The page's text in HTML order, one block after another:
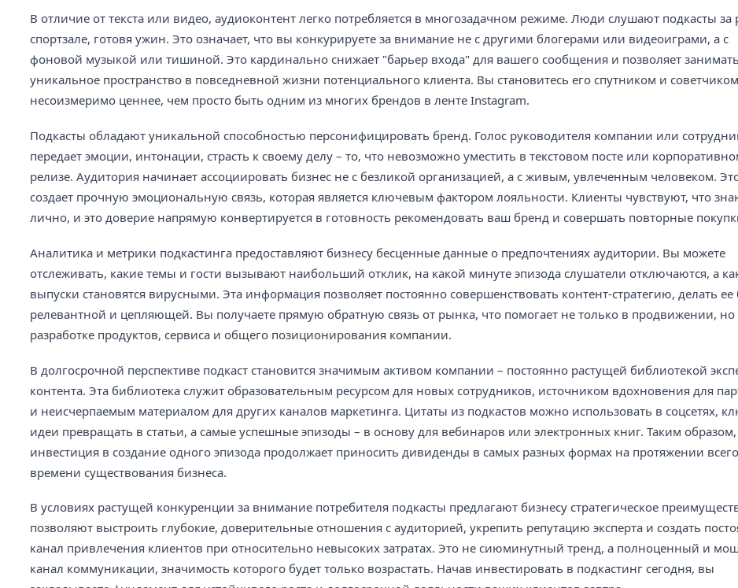
В отличие от текста или видео, аудиоконтент легко потребляется в многозадачном режиме. Люди слушают подкасты за
спортзале, готовя ужин. Это означает, что вы конкурируете за внимание не с другими блогерами или видеоиграми, а с
фоновой музыкой или тишиной. Это кардинально снижает "барьер входа" для вашего сообщения и позволяет занимать
уникальное пространство в повседневной жизни потенциального клиента. Вы становитесь его спутником и
несоизмеримо ценнее, чем просто быть одним из многих брендов в ленте Instagram.
Подкасты обладают уникальной способностью персонифицировать бренд. Голос руководителя компании или
передает эмоции, интонации, страсть к своему делу – то, что невозможно уместить в текстовом посте или
релизе. Аудитория начинает ассоциировать бизнес не с безликой организацией, а с живым, увлеченным человеком.
создает прочную эмоциональную связь, которая является ключевым фактором лояльности. Клиенты чувствуют, что
лично, и это доверие напрямую конвертируется в готовность рекомендовать ваш бренд и совершать повторные
Аналитика и метрики подкастинга предоставляют бизнесу бесценные данные о предпочтениях аудитории. Вы можете
отслеживать, какие темы и гости вызывают наибольший отклик, на какой минуте эпизода слушатели отключаются, а
выпуски становятся вирусными. Эта информация позволяет постоянно совершенствовать контент-стратегию, делать ее
релевантной и цепляющей. Вы получаете прямую обратную связь от рынка, что помогает не только в продвижении, но
разработке продуктов, сервиса и общего позиционирования компании.
В долгосрочной перспективе подкаст становится значимым активом компании – постоянно растущей библиотекой
контента. Эта библиотека служит образовательным ресурсом для новых сотрудников, источником вдохновения для
и неисчерпаемым материалом для других каналов маркетинга. Цитаты из подкастов можно использовать в соцсетях,
идеи превращать в статьи, а самые успешные эпизоды – в основу для вебинаров или электронных книг. Таким образом,
инвестиция в создание одного эпизода продолжает приносить дивиденды в самых разных формах на протяжении всего
времени существования бизнеса.
В условиях растущей конкуренции за внимание потребителя подкасты предлагают бизнесу стратегическое
позволяют выстроить глубокие, доверительные отношения с аудиторией, укрепить репутацию эксперта и создать
канал привлечения клиентов при относительно невысоких затратах. Это не сиюминутный тренд, а полноценный и
канал коммуникации, значимость которого будет только возрастать. Начав инвестировать в подкастинг сегодня, вы